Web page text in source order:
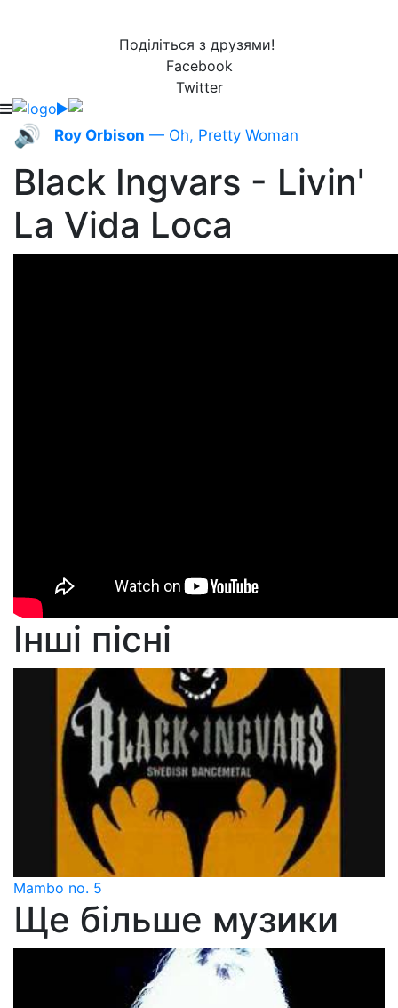
Поділіться з друзями!
Facebook
Twitter
🔊 Roy Orbison — Oh, Pretty Woman
Black Ingvars - Livin'
La Vida Loca
Інші пісні
Mambo no. 5
Ще більше музики